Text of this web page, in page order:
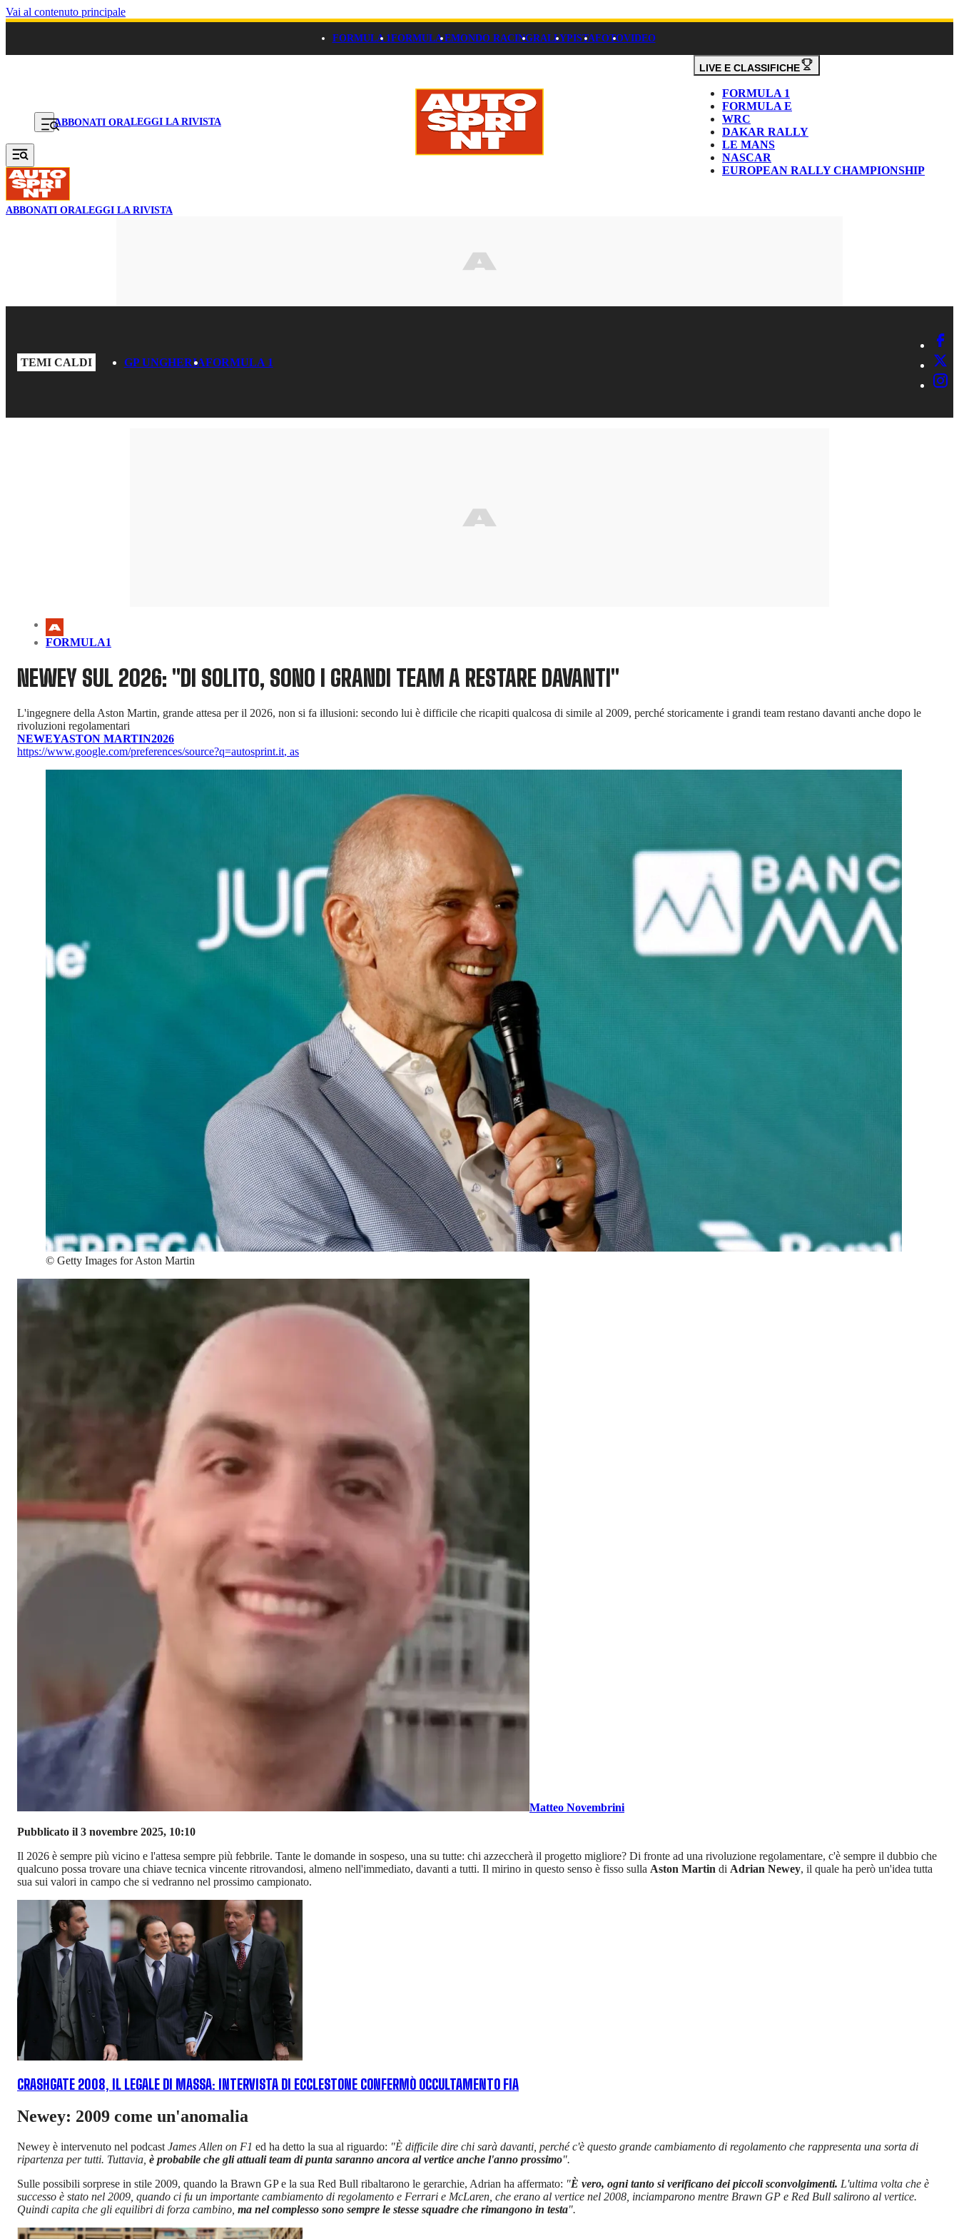
Vai al contenuto principale
FORMULA 1FORMULA EMONDO RACINGRALLYPISTAFOTOVIDEO
ABBONATI ORALEGGI LA RIVISTA
LIVE E CLASSIFICHE
FORMULA 1
FORMULA E
WRC
DAKAR RALLY
LE MANS
NASCAR
EUROPEAN RALLY CHAMPIONSHIP
ABBONATI ORALEGGI LA RIVISTA
TEMI CALDI GP UNGHERIAFORMULA 1
FORMULA1
NEWEY SUL 2026: "DI SOLITO, SONO I GRANDI TEAM A RESTARE DAVANTI"
L'ingegnere della Aston Martin, grande attesa per il 2026, non si fa illusioni: secondo lui è difficile che ricapiti qualcosa di simile al 2009, perché storicamente i grandi team restano davanti anche dopo le
rivoluzioni regolamentari
NEWEYASTON MARTIN2026
https://www.google.com/preferences/source?q=autosprint.it, as
© Getty Images for Aston Martin
Matteo Novembrini
Pubblicato il 3 novembre 2025, 10:10
Il 2026 è sempre più vicino e l'attesa sempre più febbrile. Tante le domande in sospeso, una su tutte: chi azzeccherà il progetto migliore? Di fronte ad una rivoluzione regolamentare, c'è sempre il dubbio che
qualcuno possa trovare una chiave tecnica vincente ritrovandosi, almeno nell'immediato, davanti a tutti. Il mirino in questo senso è fisso sulla Aston Martin di Adrian Newey, il quale ha però un'idea tutta
sua sui valori in campo che si vedranno nel prossimo campionato.
CRASHGATE 2008, IL LEGALE DI MASSA: INTERVISTA DI ECCLESTONE CONFERMÒ OCCULTAMENTO FIA
Newey: 2009 come un'anomalia
Newey è intervenuto nel podcast James Allen on F1 ed ha detto la sua al riguardo: "È difficile dire chi sarà davanti, perché c'è questo grande cambiamento di regolamento che rappresenta una sorta di
ripartenza per tutti. Tuttavia, è probabile che gli attuali team di punta saranno ancora al vertice anche l'anno prossimo".
Sulle possibili sorprese in stile 2009, quando la Brawn GP e la sua Red Bull ribaltarono le gerarchie, Adrian ha affermato: "È vero, ogni tanto si verificano dei piccoli sconvolgimenti. L'ultima volta che è
successo è stato nel 2009, quando ci fu un importante cambiamento di regolamento e Ferrari e McLaren, che erano al vertice nel 2008, inciamparono mentre Brawn GP e Red Bull salirono al vertice.
Quindi capita che gli equilibri di forza cambino, ma nel complesso sono sempre le stesse squadre che rimangono in testa".